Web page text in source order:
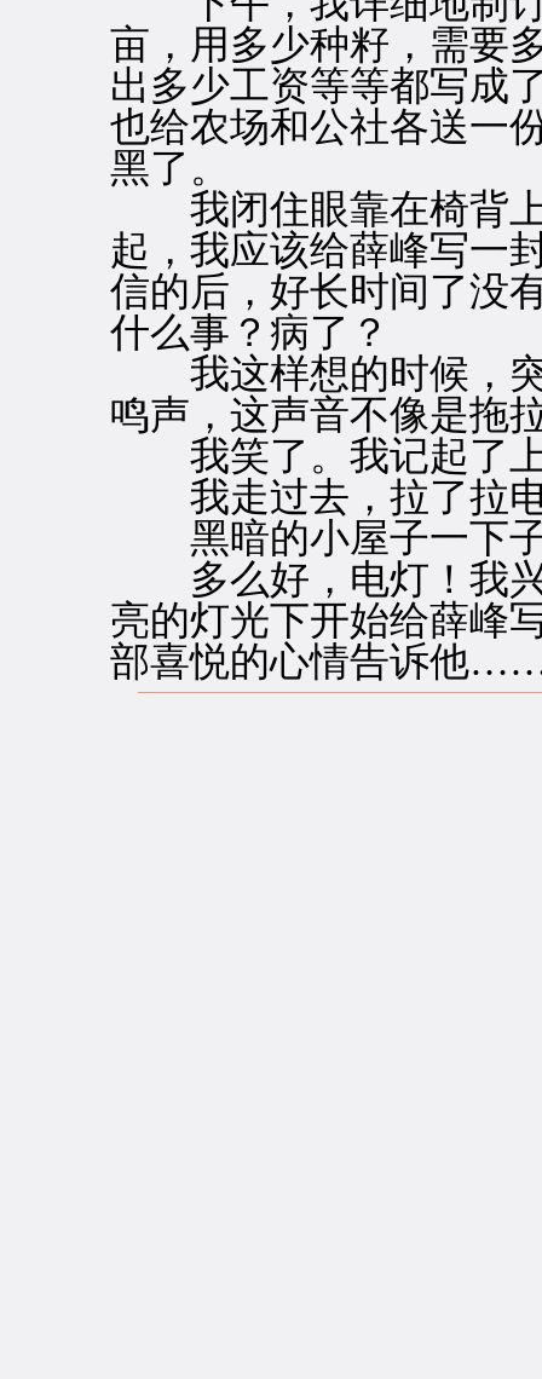
亩，用多少种籽，需要
出多少工资等等都写成
也给农场和公社各送一
黑了。
我闭住眼靠在椅背上
起，我应该给薛峰写一
信的后，好长时间了没
什么事？病了？
我这样想的时候，突
鸣声，这声音不像是拖
我笑了。我记起了上
我走过去，拉了拉电
黑暗的小屋子一下子
多么好，电灯！我兴
亮的灯光下开始给薛
部喜悦的心情告诉他